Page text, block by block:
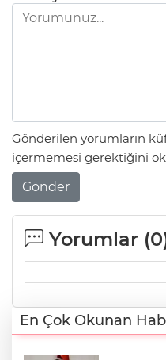
Gönderilen yorumların
içermemesi gerektiğini
Gönder
Yorumlar (0
En Çok Okunan